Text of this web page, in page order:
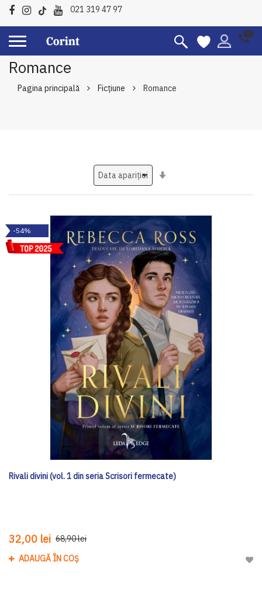
021 319 47 97
Romance
Pagina principală Ficțiune Romance
-54%
Rivali divini (vol. 1 din seria Scrisori fermecate)
32,00 lei 68,90 lei
ADAUGĂ ÎN COȘ